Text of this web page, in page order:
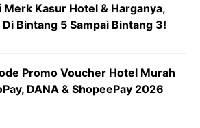
Merk Kasur Hotel & Harganya,
Bintang 5 Sampai Bintang 3!
Promo Voucher Hotel Murah
DANA & ShopeePay 2026